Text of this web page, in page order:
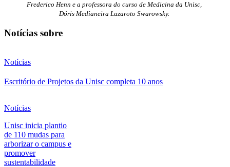
Frederico Henn e a professora do curso de Medicina da Unisc,
Dóris Medianeira Lazaroto Swarowsky.
Notícias sobre
Notícias
Escritório de Projetos da Unisc completa 10 anos
Notícias
Unisc inicia plantio
de 110 mudas para
arborizar o campus e
promover
sustentabilidade